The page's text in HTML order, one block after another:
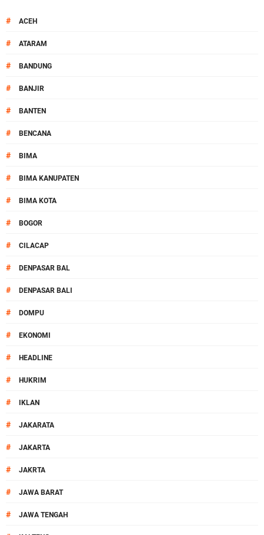
# ACEH
# ATARAM
# BANDUNG
# BANJIR
# BANTEN
# BENCANA
# BIMA
# BIMA KANUPATEN
# BIMA KOTA
# BOGOR
# CILACAP
# DENPASAR BAL
# DENPASAR BALI
# DOMPU
# EKONOMI
# HEADLINE
# HUKRIM
# IKLAN
# JAKARATA
# JAKARTA
# JAKRTA
# JAWA BARAT
# JAWA TENGAH